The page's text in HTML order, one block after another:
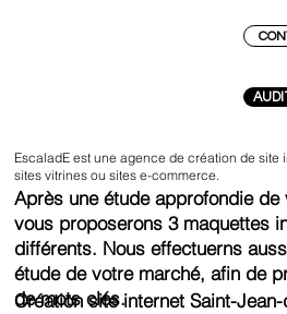
Création site internet Saint-
EscaladE est une agence de création de site
sites vitrines ou sites e-commerce.
Après une étude approfondie
vous proposerons 3 maquettes
différents. Nous effectuerns
étude de votre marché, afin de
de mots clés.